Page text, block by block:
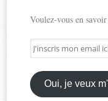
Voulez-vous en
J'inscris
mon
email
ici
Oui, je veux